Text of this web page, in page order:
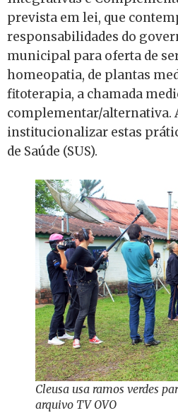
prevista em lei, que
responsabilidades do
municipal para oferta de
homeopatia, de plantas
fitoterapia, a chamada
complementar/alternativa.
institucionalizar estas
de Saúde (SUS).
Cleusa usa ramos verdes
arquivo TV OVO